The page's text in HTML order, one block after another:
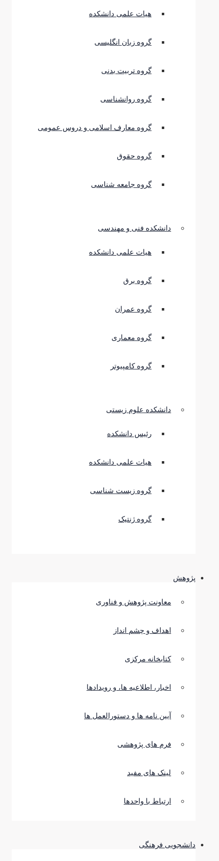
هیات علمی دانشکده
گروه زبان انگلیسی
گروه تربیت بدنی
گروه روانشناسی
گروه معارف اسلامی و دروس عمومی
گروه حقوق
گروه جامعه شناسی
دانشکده فنی و مهندسی
هیات علمی دانشکده
گروه برق
گروه عمران
گروه معماری
گروه کامپیوتر
دانشکده علوم زیستی
رئیس دانشکده
هیات علمی دانشکده
گروه زیست شناسی
گروه ژنتیک
پژوهش
معاونت پژوهش و فناوری
اهداف و چشم انداز
کتابخانه مرکزی
اخبار، اطلاعیه ها، و رویدادها
آیین نامه ها و دستورالعمل ها
فرم های پژوهشی
لینک های مفید
ارتباط با واحدها
دانشجویی فرهنگی